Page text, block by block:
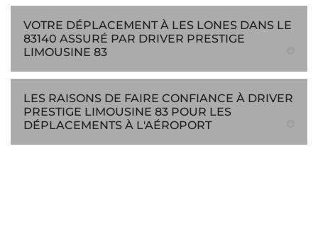
VOTRE DÉPLACEMENT À LES LONES DANS LE
83140 ASSURÉ PAR DRIVER PRESTIGE
LIMOUSINE 83
LES RAISONS DE FAIRE CONFIANCE À DRIVER
PRESTIGE LIMOUSINE 83 POUR LES
DÉPLACEMENTS À L'AÉROPORT